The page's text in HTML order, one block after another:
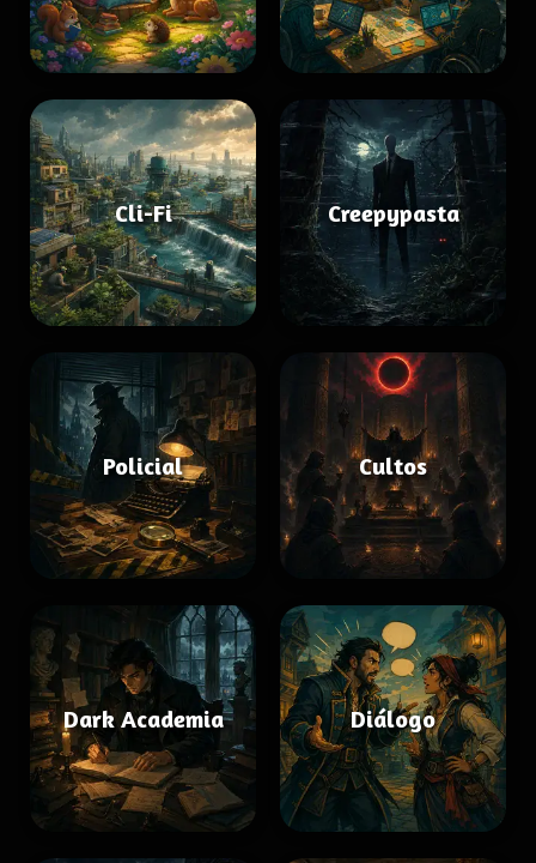
Cli-Fi Creepypasta
Policial Cultos
Dark Academia Diálogo